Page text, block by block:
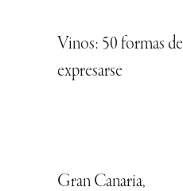
Vinos: 50 formas de
expresarse
Gran Canaria,